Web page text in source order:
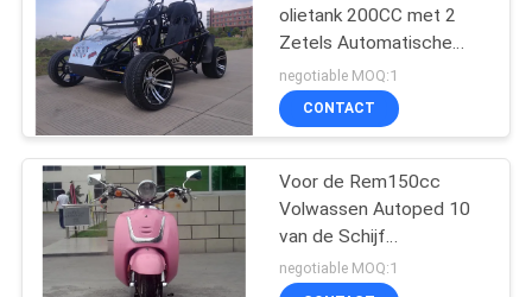
Minifietsautoped
olietank 200CC met 2
Zetels Automatische
Transmissie
negotiable MOQ:1
CONTACT
Voor de Rem150cc
Volwassen Autoped 10
van de Schijf
Achtertrommel“
Aluminiumrand
negotiable MOQ:1